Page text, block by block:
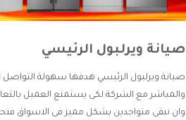
صيانة ويرلبول الرئيسي
صيانة ويرلبول الرئيسي هدفها سهولة التواصل
والمباشر مع الشركة لكى يستمتع العميل
وان نبقى متواجدين بشكل مميز فى الاسواق